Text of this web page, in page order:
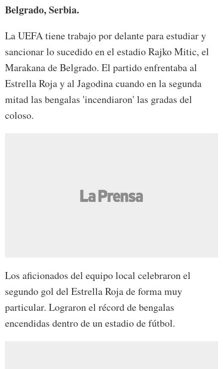
Belgrado, Serbia.
La UEFA tiene trabajo por delante para estudiar y
sancionar lo sucedido en el estadio Rajko Mitic, el
Marakana de Belgrado. El partido enfrentaba al
Estrella Roja y al Jagodina cuando en la segunda
mitad las bengalas 'incendiaron' las gradas del
coloso.
Los aficionados del equipo local celebraron el
segundo gol del Estrella Roja de forma muy
particular. Lograron el récord de bengalas
encendidas dentro de un estadio de fútbol.